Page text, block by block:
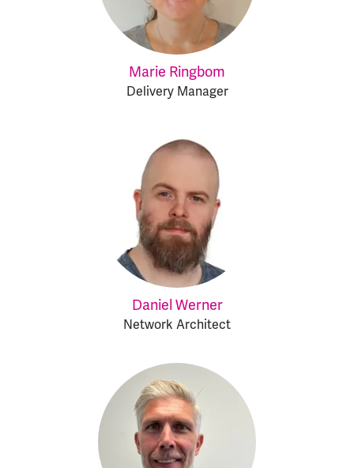
Marie Ringbom
Delivery Manager
Daniel Werner
Network Architect